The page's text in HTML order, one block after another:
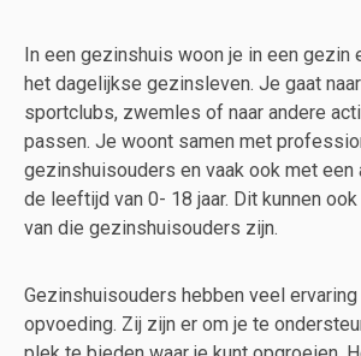
In een gezinshuis woon je in een gezin
het dagelijkse gezinsleven. Je gaat
sportclubs, zwemles of naar andere
passen. Je woont samen met
gezinshuisouders en vaak ook met een
de leeftijd van 0- 18 jaar. Dit kunnen
van die gezinshuisouders zijn.
Gezinshuisouders hebben veel
opvoeding. Zij zijn er om je te